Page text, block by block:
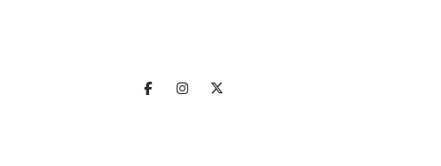
FacebookInstagram